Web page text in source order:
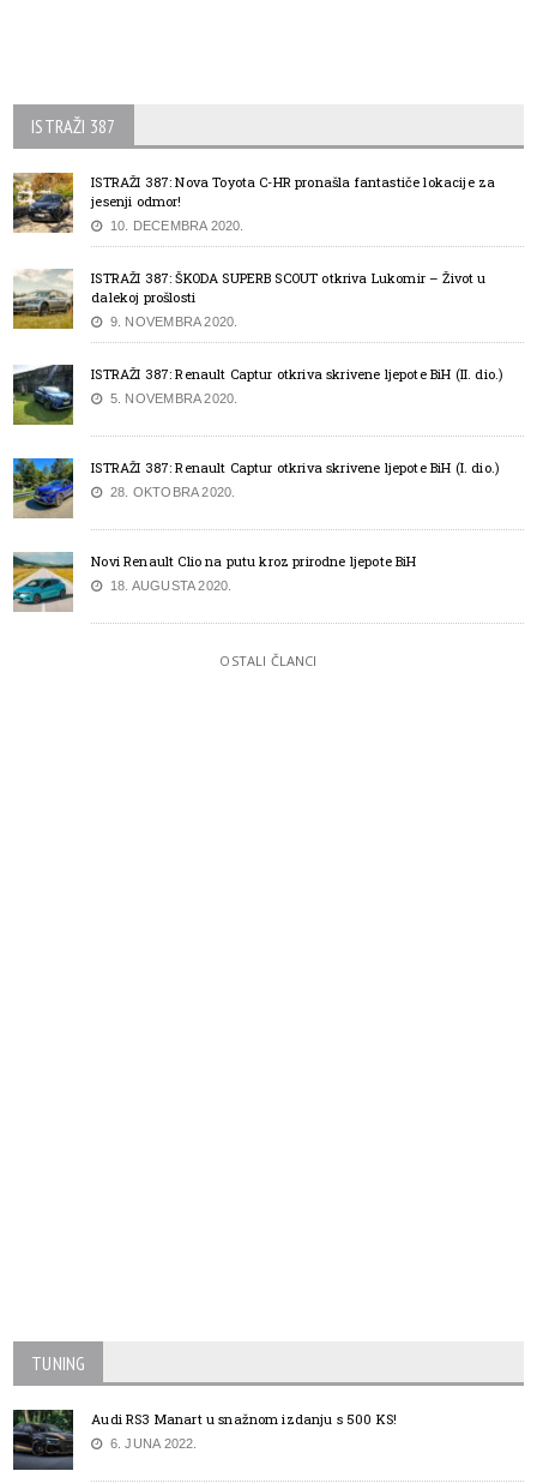
ISTRAŽI 387
ISTRAŽI 387: Nova Toyota C-HR pronašla fantastiče lokacije za
jesenji odmor!
10. DECEMBRA 2020.
ISTRAŽI 387: ŠKODA SUPERB SCOUT otkriva Lukomir – Život u
dalekoj prošlosti
9. NOVEMBRA 2020.
ISTRAŽI 387: Renault Captur otkriva skrivene ljepote BiH (II. dio.)
5. NOVEMBRA 2020.
ISTRAŽI 387: Renault Captur otkriva skrivene ljepote BiH (I. dio.)
28. OKTOBRA 2020.
Novi Renault Clio na putu kroz prirodne ljepote BiH
18. AUGUSTA 2020.
OSTALI ČLANCI
TUNING
Audi RS3 Manart u snažnom izdanju s 500 KS!
6. JUNA 2022.